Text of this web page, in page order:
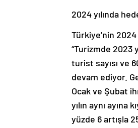
2024 yılında
Türkiye’nin
“Turizmde 2023
turist sayısı ve
devam ediyor.
Ocak ve Şubat
yılın aynı ayına
yüzde 6 artışla